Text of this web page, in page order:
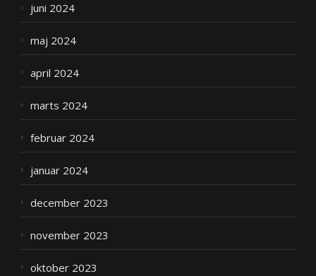
juni 2024
maj 2024
april 2024
marts 2024
februar 2024
januar 2024
december 2023
november 2023
oktober 2023